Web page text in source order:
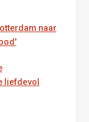
naar
liefdevol